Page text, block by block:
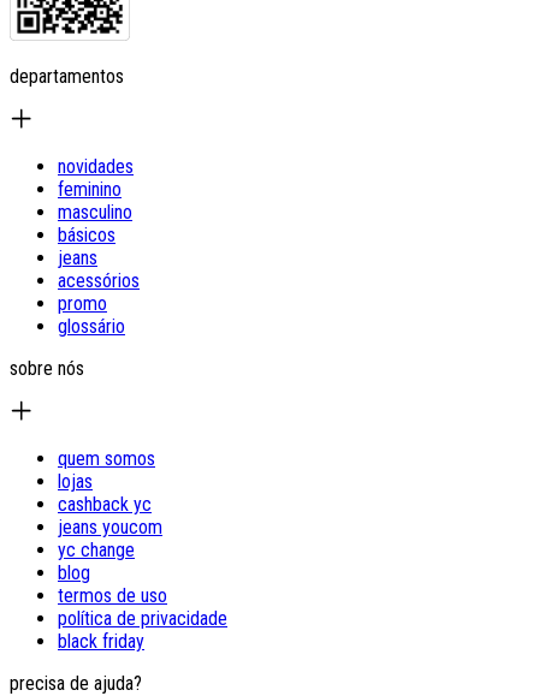
departamentos
novidades
feminino
masculino
básicos
jeans
acessórios
promo
glossário
sobre nós
quem somos
lojas
cashback yc
jeans youcom
yc change
blog
termos de uso
política de privacidade
black friday
precisa de ajuda?